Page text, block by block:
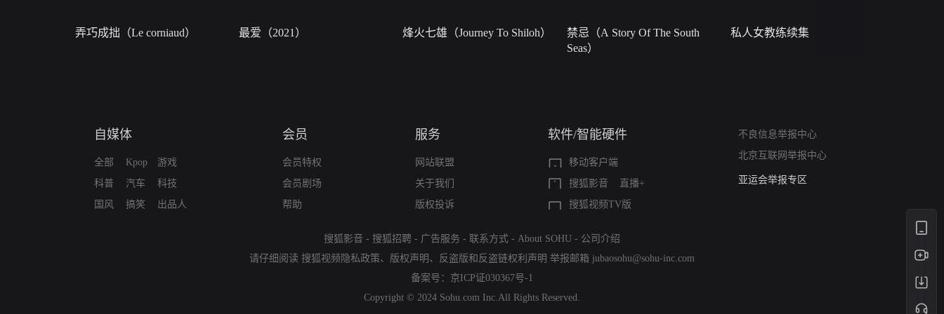
弄巧成拙（Le corniaud） 最爱（2021） 烽火七雄（Journey To Shiloh）
禁忌（A Story Of The South
Seas）
私人女教练续集
自媒体
全部
科普
国风
Kpop
汽车
搞笑
游戏
科技
出品人
会员
会员特权
会员剧场
帮助
服务
网站联盟
关于我们
版权投诉
软件/智能硬件
移动客户端
搜狐影音
直播+
搜狐视频TV版
不良信息举报中心
北京互联网举报中心
算法推荐专项举报
亚运会举报专区
搜狐影音 - 搜狐招聘 - 广告服务 - 联系方式 - About SOHU - 公司介绍
请仔细阅读 搜狐视频隐私政策、 版权声明 、 反盗版和反盗链权利声明 举报邮箱 jubaosohu@sohu-inc.com
备案号： 京ICP证030367号-1
Copyright © 2024 Sohu.com Inc.All Rights Reserved.